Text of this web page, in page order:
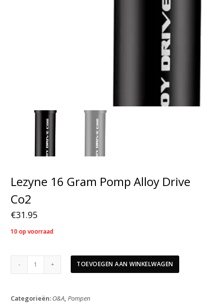
Lezyne 16 Gram Pomp Alloy Drive
Co2
€31.95
10 op voorraad
Lezyne
Alloy
TOEVOEGEN AAN WINKELWAGEN
Categorieën: O&A,Pompen